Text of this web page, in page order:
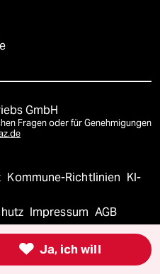
GmbH
Fragen oder für Genehmigungen
Kommune-Richtlinien KI-
Impressum AGB
widerrufen (Ads)
 Ja, ich will